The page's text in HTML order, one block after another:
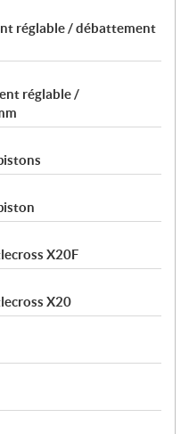
réglable / débattement
réglable /
X20F
X20